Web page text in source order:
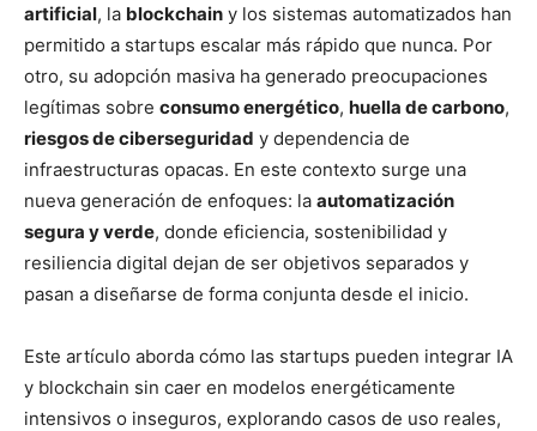
artificial, la blockchain y los sistemas automatizados han
permitido a startups escalar más rápido que nunca. Por
otro, su adopción masiva ha generado preocupaciones
legítimas sobre consumo energético, huella de carbono,
riesgos de ciberseguridad y dependencia de
infraestructuras opacas. En este contexto surge una
nueva generación de enfoques: la automatización
segura y verde, donde eficiencia, sostenibilidad y
resiliencia digital dejan de ser objetivos separados y
pasan a diseñarse de forma conjunta desde el inicio.
Este artículo aborda cómo las startups pueden integrar IA
y blockchain sin caer en modelos energéticamente
intensivos o inseguros, explorando casos de uso reales,